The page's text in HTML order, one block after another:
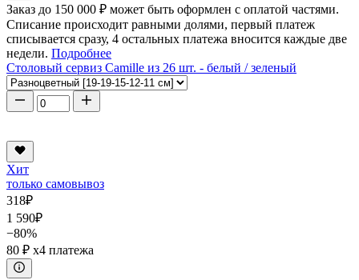
Заказ до 150 000 ₽ может быть оформлен с оплатой частями.
Списание происходит равными долями, первый платеж
списывается сразу, 4 остальных платежа вносится каждые две
недели. Подробнее
Столовый сервиз Camille из 26 шт. - белый / зеленый
Хит
только самовывоз
318₽
1 590₽
−80%
80 ₽ x4 платежа